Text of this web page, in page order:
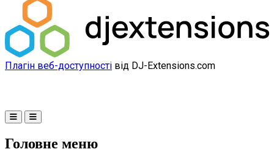
Плагін веб-доступності від DJ-Extensions.com
Головне меню